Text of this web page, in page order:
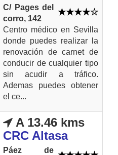
C/ Pages del
corro, 142
Centro médico en Sevilla
donde puedes realizar la
renovación de carnet de
conducir de cualquier tipo
sin acudir a tráfico.
Ademas puedes obtener
el ce...
A 13.46 kms
CRC Altasa
Páez de